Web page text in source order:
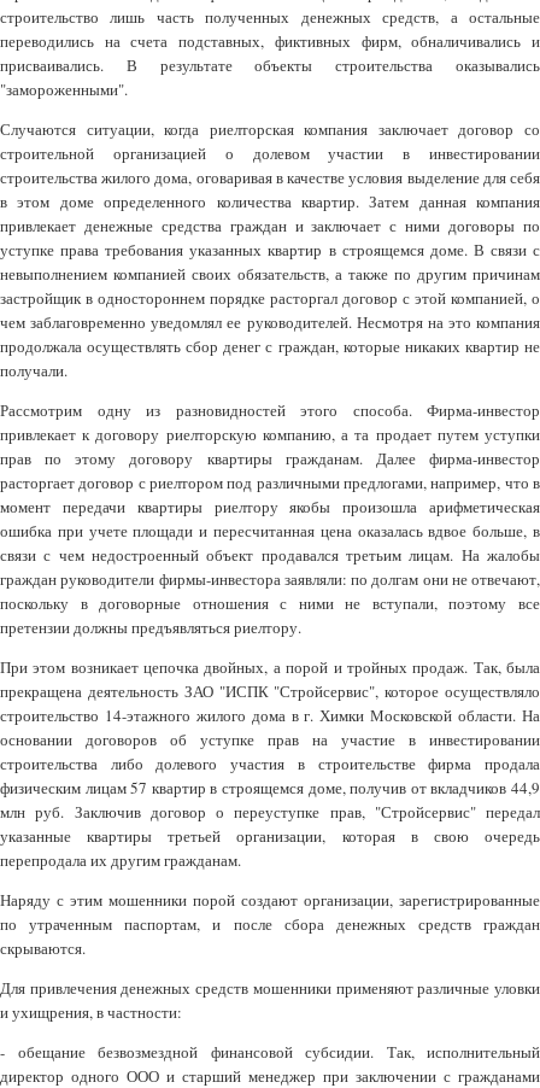
строительство лишь часть полученных денежных средств, а остальные
переводились на счета подставных, фиктивных фирм, обналичивались и
присваивались. В результате объекты строительства оказывались
"замороженными".
Случаются ситуации, когда риелторская компания заключает договор со
строительной организацией о долевом участии в инвестировании
строительства жилого дома, оговаривая в качестве условия выделение для себя
в этом доме определенного количества квартир. Затем данная компания
привлекает денежные средства граждан и заключает с ними договоры по
уступке права требования указанных квартир в строящемся доме. В связи с
невыполнением компанией своих обязательств, а также по другим причинам
застройщик в одностороннем порядке расторгал договор с этой компанией, о
чем заблаговременно уведомлял ее руководителей. Несмотря на это компания
продолжала осуществлять сбор денег с граждан, которые никаких квартир не
получали.
Рассмотрим одну из разновидностей этого способа. Фирма-инвестор
привлекает к договору риелторскую компанию, а та продает путем уступки
прав по этому договору квартиры гражданам. Далее фирма-инвестор
расторгает договор с риелтором под различными предлогами, например, что в
момент передачи квартиры риелтору якобы произошла арифметическая
ошибка при учете площади и пересчитанная цена оказалась вдвое больше, в
связи с чем недостроенный объект продавался третьим лицам. На жалобы
граждан руководители фирмы-инвестора заявляли: по долгам они не отвечают,
поскольку в договорные отношения с ними не вступали, поэтому все
претензии должны предъявляться риелтору.
При этом возникает цепочка двойных, а порой и тройных продаж. Так, была
прекращена деятельность ЗАО "ИСПК "Стройсервис", которое осуществляло
строительство 14-этажного жилого дома в г. Химки Московской области. На
основании договоров об уступке прав на участие в инвестировании
строительства либо долевого участия в строительстве фирма продала
физическим лицам 57 квартир в строящемся доме, получив от вкладчиков 44,9
млн руб. Заключив договор о переуступке прав, "Стройсервис" передал
указанные квартиры третьей организации, которая в свою очередь
перепродала их другим гражданам.
Наряду с этим мошенники порой создают организации, зарегистрированные
по утраченным паспортам, и после сбора денежных средств граждан
скрываются.
Для привлечения денежных средств мошенники применяют различные уловки
и ухищрения, в частности:
- обещание безвозмездной финансовой субсидии. Так, исполнительный
директор одного ООО и старший менеджер при заключении с гражданами